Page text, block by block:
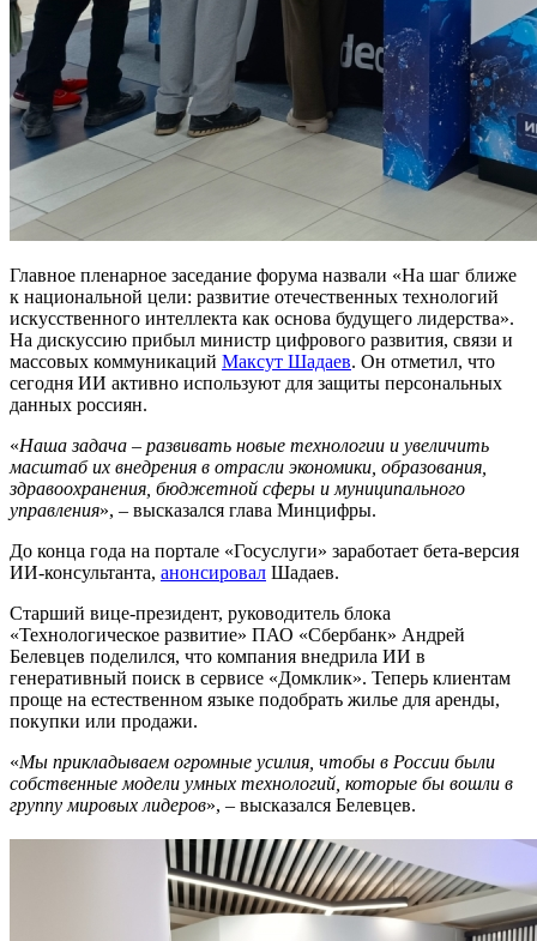
Главное пленарное заседание форума назвали «На шаг ближе
к национальной цели: развитие отечественных технологий
искусственного интеллекта как основа будущего лидерства».
На дискуссию прибыл министр цифрового развития, связи и
массовых коммуникаций Максут Шадаев. Он отметил, что
сегодня ИИ активно используют для защиты персональных
данных россиян.
«Наша задача – развивать новые технологии и увеличить
масштаб их внедрения в отрасли экономики, образования,
здравоохранения, бюджетной сферы и муниципального
управления», – высказался глава Минцифры.
До конца года на портале «Госуслуги» заработает бета-версия
ИИ-консультанта, анонсировал Шадаев.
Старший вице-президент, руководитель блока
«Технологическое развитие» ПАО «Сбербанк» Андрей
Белевцев поделился, что компания внедрила ИИ в
генеративный поиск в сервисе «Домклик». Теперь клиентам
проще на естественном языке подобрать жилье для аренды,
покупки или продажи.
«Мы прикладываем огромные усилия, чтобы в России были
собственные модели умных технологий, которые бы вошли в
группу мировых лидеров», – высказался Белевцев.